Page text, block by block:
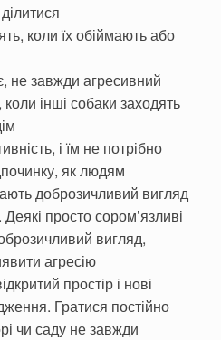
коли їх обіймають або
не завжди агресивний
інші собаки заходять
і їм не потрібно
як людям
доброзичливий вигляд
просто сором’язливі
вигляд,
агресію
простір і нові
Гратися постійно
чи саду не завжди